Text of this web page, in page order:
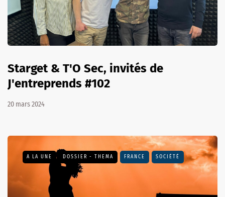
Starget & T'O Sec, invités de
J'entreprends #102
20 mars 2024
A LA UNE DOSSIER - THEMA FRANCE SOCIÉTÉ